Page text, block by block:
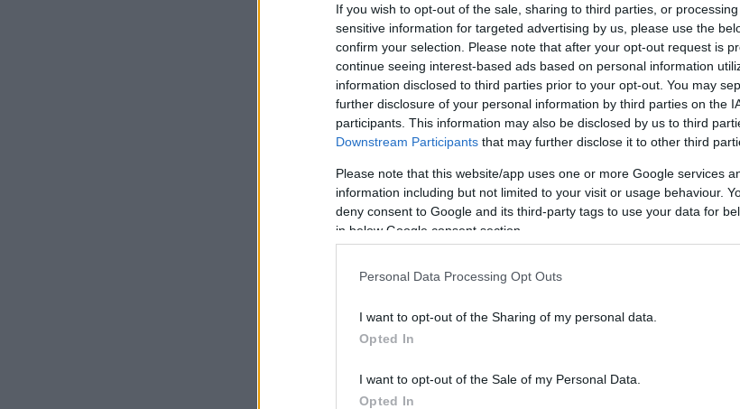
If you wish to opt-out of the sale, sharing to third parties, or
sensitive information for targeted advertising by us, please use the
confirm your selection. Please note that after your opt-out request is
continue seeing interest-based ads based on personal information
information disclosed to third parties prior to your opt-out. You may
further disclosure of your personal information by third parties on the
participants. This information may also be disclosed by us to third
Downstream Participants that may further disclose it to other third
Please note that this website/app uses one or more Google services
information including but not limited to your visit or usage behaviour.
deny consent to Google and its third-party tags to use your data for
in below Google consent section.
Personal Data Processing Opt Outs
I want to opt-out of the Sharing of my personal data.
Opted In
I want to opt-out of the Sale of my Personal Data.
Opted In